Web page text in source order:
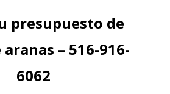
presupuesto de
– 516-916-
6062